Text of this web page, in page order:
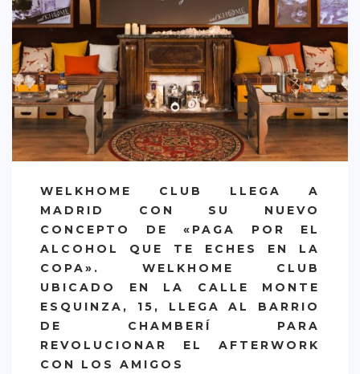
CREATIVA
FUSIÓN
INDIA
ITALIANA
LATINA
SALUDABLE
TAPAS
TRADICIONAL
PRECIO
< 25 €
WELKHOME CLUB LLEGA A
MADRID CON SU NUEVO
CONCEPTO DE «PAGA POR EL
ALCOHOL QUE TE ECHES EN LA
COPA». WELKHOME CLUB
UBICADO EN LA CALLE MONTE
ESQUINZA, 15, LLEGA AL BARRIO
DE CHAMBERÍ PARA
REVOLUCIONAR EL AFTERWORK
CON LOS AMIGOS